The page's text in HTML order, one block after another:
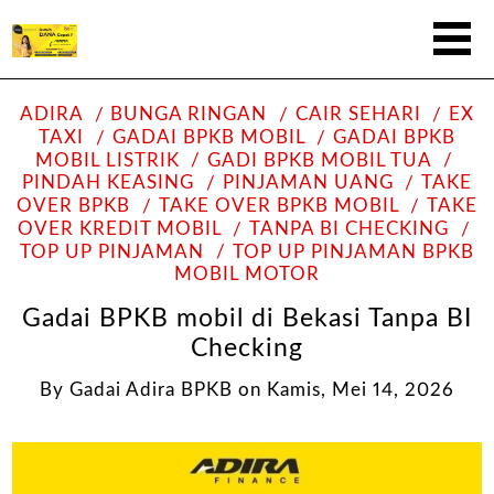
ADIRA BUNGA RINGAN CAIR SEHARI
EX
TAXI
GADAI BPKB MOBIL
GADAI BPKB
MOBIL LISTRIK
GADI BPKB MOBIL TUA
PINDAH KEASING
PINJAMAN UANG
TAKE
OVER BPKB
TAKE OVER BPKB MOBIL
TAKE
OVER KREDIT MOBIL
TANPA BI CHECKING
TOP UP PINJAMAN
TOP UP PINJAMAN BPKB
MOBIL MOTOR
Gadai BPKB mobil di Bekasi Tanpa BI
Checking
By Gadai Adira BPKB on Kamis, Mei 14, 2026